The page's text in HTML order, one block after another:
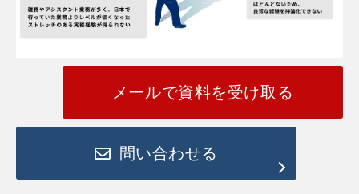
メールで資料を受け取る
問い合わせる